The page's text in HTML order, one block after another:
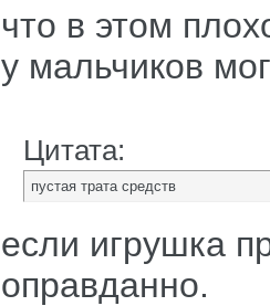
что в этом
у мальчиков
Цитата:
пустая трата средств
если игрушка
оправданно.